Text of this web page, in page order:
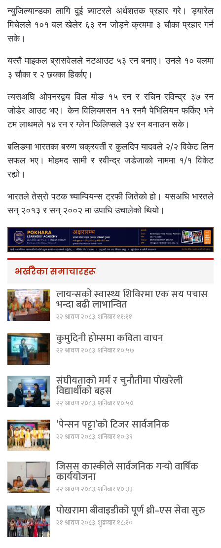
न्युजिल्यान्डका लागि दुई ब्याटरले अर्धशतक प्रहार गरे। ड्यारेल
मिचेलले १०१ बल खेलेर ६३ रन जोड्ने क्रममा ३ चौका प्रहार गर्न
सके।
यस्तै माइकल ब्रासवेलले नटआउट ५३ रन बनाए। उनले १० बलमा
३ चौका र २ छक्का हिर्काए।
त्यसअघि ओपनरद्वय विल योङ १५ रन र रचिन रविन्द्र ३७ रन
जोडेर आउट भए। केन विलियमसन ११ रनमै पेभिलियन फर्किए भने
टम लाथमले १४ रन र ग्लेन फिलिप्सले ३४ रन बनाउन सके।
बलिङमा भारतका बरुण चक्रवर्ती र कुलदिप यादवले २/२ विकेट लिन
सफल भए। मोहमद सामी र रवीन्द्र जडेजाको नाममा १/१ विकेट
रह्यो।
भारतले तेस्रो पटक च्याम्पियन्स ट्रफी जितेको हो। यसअघि भारतले
सन् २०१३ र सन् २००२ मा उपाधि उचालेको थियो।
भर्खरैका समाचारहरू
लायन्सको स्वास्थ्य शिविरमा एक सय पचास
भन्दा बढी लाभान्वित
२२ श्रावण २०८३, शनिबार ११:११
कुमुदिनी होम्समा कविता वाचन
२२ श्रावण २०८३, शनिबार १०:५७
संघीयताको मर्म र चुनौतीमा पोखरेली
विद्यार्थीको बहस
२२ श्रावण २०८३, शनिबार १०:५०
‘पेन्सन पट्टा’को टिजर सार्वजनिक
२२ श्रावण २०८३, शनिबार १०:३९
जिसस कास्कीले सार्वजनिक गर्‍यो वार्षिक
कार्ययोजना
२२ श्रावण २०८३, शनिबार १०:३३
पोखरामा बीवाइडीको पूर्ण थ्री–एस सेवा सुरु
२१ श्रावण २०८३, शुक्रबार १८:१०